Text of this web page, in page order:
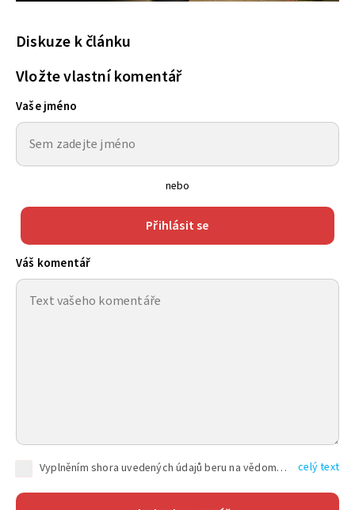
Diskuze k článku
Vložte vlastní komentář
Vaše jméno
nebo
Přihlásit se
Váš komentář
Vyplněním shora uvedených údajů beru na vědomí, že společnost TEXT FACTORY s.r.o., sídlem Brno, Durďákova 336/29, Černá Pole, PSČ: 613 00, IČ: 06157831, zapsané u Krajského soudu v Brně, oddíl C, vložka 100399, bude zpracovávat mé osobní údaje uvedené v rámci mnou vyplněného registračního formuláře na základě oprávněných zájmů TEXT FACTORY s.r.o. dle čl. 6 odst. 1 písm. f) GDPR a pro splnění právních povinností (čl. 6 odst. 1 písm. c) GDPR), a to pro tyto účely: nezbytnost zajistit oprávnění návštěvníka webových stránek provozovaných společností TEXT FACTORY s.r.o. přispívat aktivně ke zveřejněným článkům nebo v rámci diskusních fór a výkon práv TEXT FACTORY s.r.o. jako administrátora těchto diskusních fór. Více informací o zpracování osobních údajů a právech lze nalézt v celý text